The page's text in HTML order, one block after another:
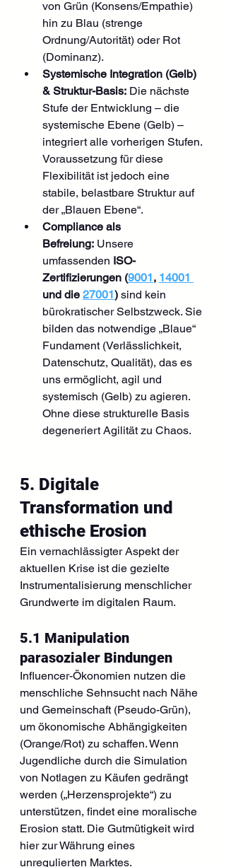
von Grün (Konsens/Empathie)
hin zu Blau (strenge
Ordnung/Autorität) oder Rot
(Dominanz).
Systemische Integration (Gelb)
& Struktur-Basis: Die nächste
Stufe der Entwicklung – die
systemische Ebene (Gelb) –
integriert alle vorherigen Stufen.
Voraussetzung für diese
Flexibilität ist jedoch eine
stabile, belastbare Struktur auf
der „Blauen Ebene“.
Compliance als
Befreiung: Unsere
umfassenden ISO-
Zertifizierungen (9001, 14001
und die 27001) sind kein
bürokratischer Selbstzweck. Sie
bilden das notwendige „Blaue“
Fundament (Verlässlichkeit,
Datenschutz, Qualität), das es
uns ermöglicht, agil und
systemisch (Gelb) zu agieren.
Ohne diese strukturelle Basis
degeneriert Agilität zu Chaos.
5. Digitale
Transformation und
ethische Erosion
Ein vernachlässigter Aspekt der
aktuellen Krise ist die gezielte
Instrumentalisierung menschlicher
Grundwerte im digitalen Raum.
5.1 Manipulation
parasozialer Bindungen
Influencer-Ökonomien nutzen die
menschliche Sehnsucht nach Nähe
und Gemeinschaft (Pseudo-Grün),
um ökonomische Abhängigkeiten
(Orange/Rot) zu schaffen. Wenn
Jugendliche durch die Simulation
von Notlagen zu Käufen gedrängt
werden („Herzensprojekte“) zu
unterstützen, findet eine moralische
Erosion statt. Die Gutmütigkeit wird
hier zur Währung eines
unregulierten Marktes.